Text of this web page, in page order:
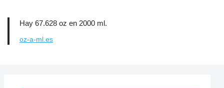
Hay 67.628 oz en 2000 ml.
oz-a-ml.es